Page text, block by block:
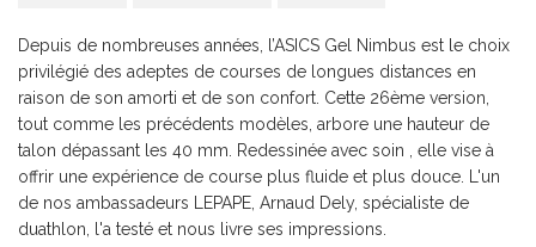
Depuis de nombreuses années, l’ASICS Gel Nimbus est le choix
privilégié des adeptes de courses de longues distances en
raison de son amorti et de son confort. Cette 26ème version,
tout comme les précédents modèles, arbore une hauteur de
talon dépassant les 40 mm. Redessinée avec soin , elle vise à
offrir une expérience de course plus fluide et plus douce. L'un
de nos ambassadeurs LEPAPE, Arnaud Dely, spécialiste de
duathlon, l'a testé et nous livre ses impressions.